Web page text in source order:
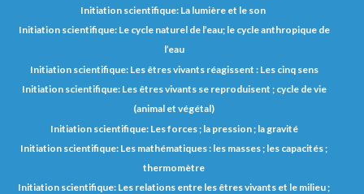
Initiation scientifique: La lumière et le son
Initiation scientifique: Le cycle naturel de l’eau; le cycle anthropique de
l’eau
Initiation scientifique: Les êtres vivants réagissent : Les cinq sens
Initiation scientifique: Les êtres vivants se reproduisent ; cycle de vie
(animal et végétal)
Initiation scientifique: Les forces ; la pression ; la gravité
Initiation scientifique: Les mathématiques : les masses ; les capacités ;
thermomètre
Initiation scientifique: Les relations entre les êtres vivants et le milieu ;